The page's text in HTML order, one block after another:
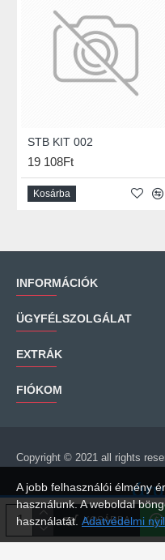
KOSÁRBA
STB KIT 002
19 108Ft
Kosárba
INFORMÁCIÓK
ÜGYFÉLSZOLGÁLAT
EXTRÁK
FIÓKOM
Copyright © 2021 all rights
A jobb felhasználói élmény
használunk. A weboldal
használatát. Adatvédelmi